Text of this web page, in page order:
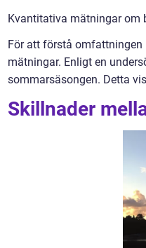
Kvantitativa mätningar om
För att förstå
mätningar. Enligt en
sommarsäsongen. Detta
Skillnader